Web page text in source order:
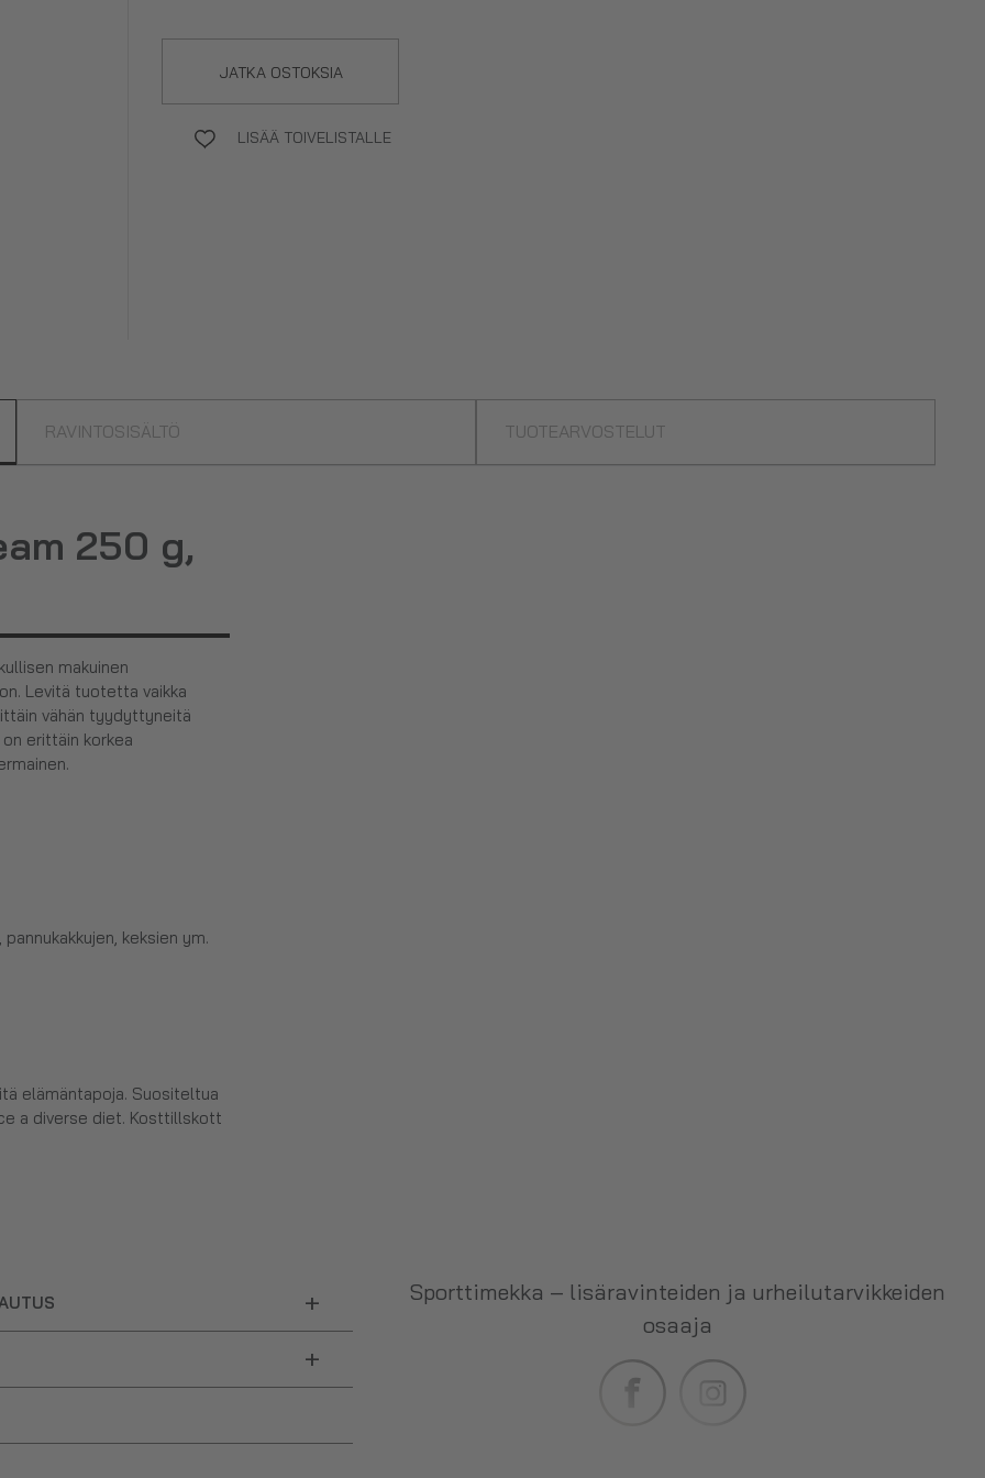
JATKA OSTOKSIA
LISÄÄ TOIVELISTALLE
RAVINTOSISÄLTÖ TUOTEARVOSTELUT
250 g,
makuinen
Levitä tuotetta vaikka
vähän tyydyttyneitä
erittäin korkea
keksien ym.
elämäntapoja. Suositeltua
a diverse diet. Kosttillskott
+
+
Sporttimekka – lisäravinteiden ja urheilutarvikkeiden
osaaja